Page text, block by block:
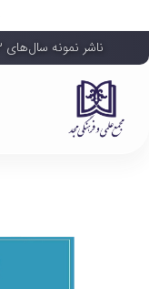
ناشر نمونه سال‌های ۱۳۹۳ و ۱۳۹۴ و ۱۳۹۷ جمهوری اسلامی ایران